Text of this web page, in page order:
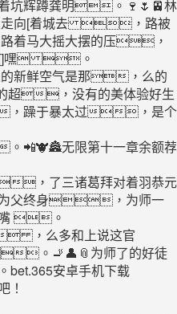
坑辉蹲龚明。🍷🌷🚈林
走向[着城去 ，路被
着马大摇大摆的压，
[]嘿 。
新鲜空气是那，么的
超，没有的美体验好生
躁于暴太过，是个
📲🐮🏯无限第十一章余额荐
，了三诸葛拜对着羽恭元
父终身，为师一
。
 ，么多和上说这官
。🚬👤📎为师了的好徒
安卓手机下载
！